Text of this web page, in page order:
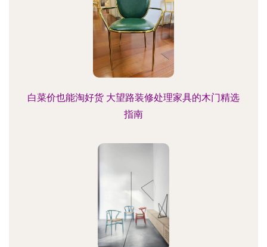
白菜价也能淘好货 大望路装修处理家具的木门精选
指南